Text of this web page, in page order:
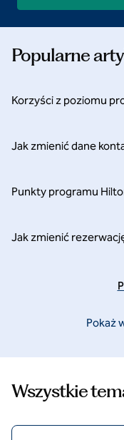
Popularne
Korzyści z poziomu
Jak zmienić dane
Punkty programu
Jak zmienić
Pokaż
Wszystkie